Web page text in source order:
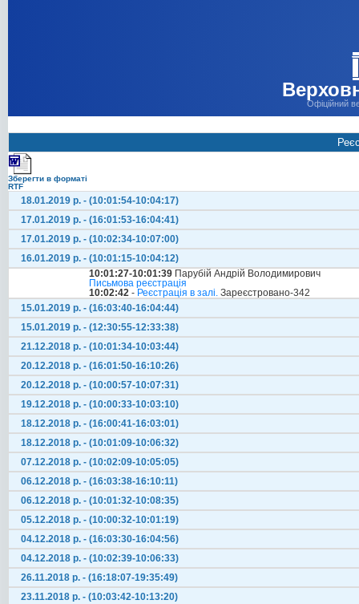
Офіційний
Зберегти в форматі
RTF
18.01.2019 р. - (10:01:54-10:04:17)
17.01.2019 р. - (16:01:53-16:04:41)
17.01.2019 р. - (10:02:34-10:07:00)
16.01.2019 р. - (10:01:15-10:04:12)
10:01:27-10:01:39 Парубій Андрій Володимирович
Письмова реєстрація
10:02:42 - Реєстрація в залі. Зареєстровано-342
15.01.2019 р. - (16:03:40-16:04:44)
15.01.2019 р. - (12:30:55-12:33:38)
21.12.2018 р. - (10:01:34-10:03:44)
20.12.2018 р. - (16:01:50-16:10:26)
20.12.2018 р. - (10:00:57-10:07:31)
19.12.2018 р. - (10:00:33-10:03:10)
18.12.2018 р. - (16:00:41-16:03:01)
18.12.2018 р. - (10:01:09-10:06:32)
07.12.2018 р. - (10:02:09-10:05:05)
06.12.2018 р. - (16:03:38-16:10:11)
06.12.2018 р. - (10:01:32-10:08:35)
05.12.2018 р. - (10:00:32-10:01:19)
04.12.2018 р. - (16:03:30-16:04:56)
04.12.2018 р. - (10:02:39-10:06:33)
26.11.2018 р. - (16:18:07-19:35:49)
23.11.2018 р. - (10:03:42-10:13:20)